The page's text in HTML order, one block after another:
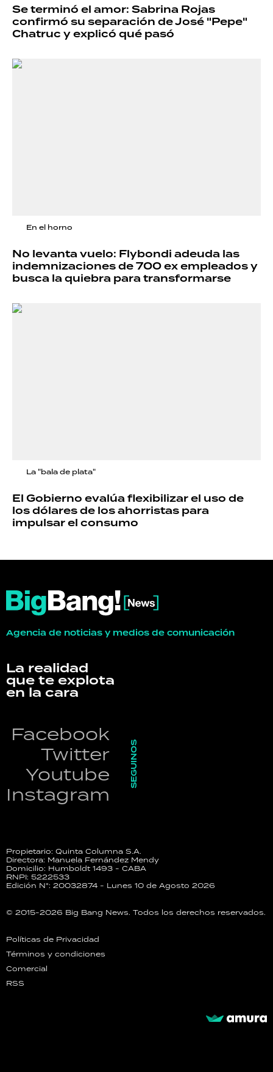
Se terminó el amor: Sabrina Rojas
confirmó su separación de José "Pepe"
Chatruc y explicó qué pasó
En el horno
No levanta vuelo: Flybondi adeuda las
indemnizaciones de 700 ex empleados y
busca la quiebra para transformarse
La "bala de plata"
El Gobierno evalúa flexibilizar el uso de
los dólares de los ahorristas para
impulsar el consumo
Agencia de noticias y medios de comunicación
La realidad
que te explota
en la cara
Facebook
Twitter
Youtube
Instagram
SEGUINOS
Propietario: Quinta Columna S.A.
Directora: Manuela Fernández Mendy
Domicilio: Humboldt 1493 - CABA
RNPI: 5222533
Edición N°: 20032874 - Lunes 10 de Agosto 2026
© 2015-2026 Big Bang News. Todos los derechos reservados.
Políticas de Privacidad
Términos y condiciones
Comercial
RSS